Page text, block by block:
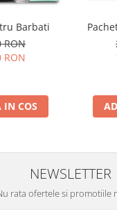
Barbati
RON
RON
IN COS
NEWSLETTER
rata ofertele si promotiile